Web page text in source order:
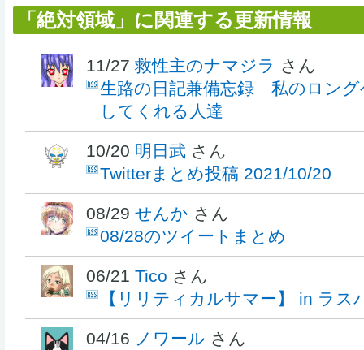
「絶対領域」に関連する更新情報
11/27 救性主のナマジラ さん
生路の日記兼備忘録 私のロング
してくれる人達
10/20 明日武 さん
Twitterまとめ投稿 2021/10/20
08/29 せんか さん
08/28のツイートまとめ
06/21 Tico さん
【リリティカルサマー】 in ラス
04/16 ノワール さん